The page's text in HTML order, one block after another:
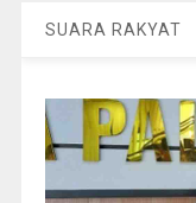
SUARA RAKYAT